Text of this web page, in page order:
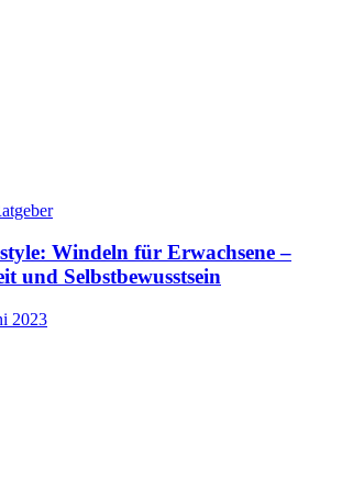
Windeln für Erwachsene –
und Selbstbewusstsein
2023